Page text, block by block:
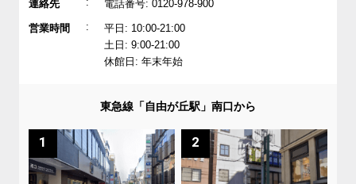
連絡先 電話番号: 0120-978-900
営業時間 :
平日: 10:00-21:00
土日: 9:00-21:00
休館日: 年末年始
東急線「自由が丘駅」南口から
1 2